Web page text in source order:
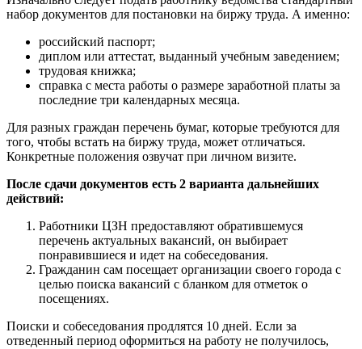
набор документов для постановки на биржу труда. А именно:
российский паспорт;
диплом или аттестат, выданный учебным заведением;
трудовая книжка;
справка с места работы о размере заработной платы за
последние три календарных месяца.
Для разных граждан перечень бумаг, которые требуются для
того, чтобы встать на биржу труда, может отличаться.
Конкретные положения озвучат при личном визите.
После сдачи документов есть 2 варианта дальнейших
действий:
Работники ЦЗН предоставляют обратившемуся
перечень актуальных вакансий, он выбирает
понравившиеся и идет на собеседования.
Гражданин сам посещает организации своего города с
целью поиска вакансий с бланком для отметок о
посещениях.
Поиски и собеседования продлятся 10 дней. Если за
отведенный период оформиться на работу не получилось,